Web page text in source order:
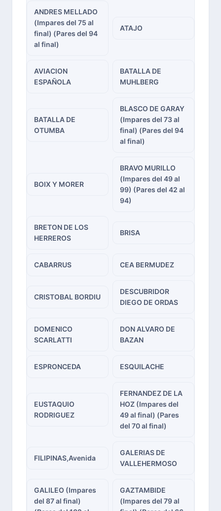
ANDRES MELLADO
(Impares del 75 al
final) (Pares del 94
al final)
ATAJO
AVIACION
ESPAÑOLA
BATALLA DE
MUHLBERG
BATALLA DE
OTUMBA
BLASCO DE GARAY
(Impares del 73 al
final) (Pares del 94
al final)
BOIX Y MORER
BRAVO MURILLO
(Impares del 49 al
99) (Pares del 42 al
94)
BRETON DE LOS
HERREROS
BRISA
CABARRUS CEA BERMUDEZ
CRISTOBAL BORDIU
DESCUBRIDOR
DIEGO DE ORDAS
DOMENICO
SCARLATTI
DON ALVARO DE
BAZAN
ESPRONCEDA ESQUILACHE
EUSTAQUIO
RODRIGUEZ
FERNANDEZ DE LA
HOZ (Impares del
49 al final) (Pares
del 70 al final)
FILIPINAS,Avenida
GALERIAS DE
VALLEHERMOSO
GALILEO (Impares
del 87 al final)
GAZTAMBIDE
(Impares del 79 al